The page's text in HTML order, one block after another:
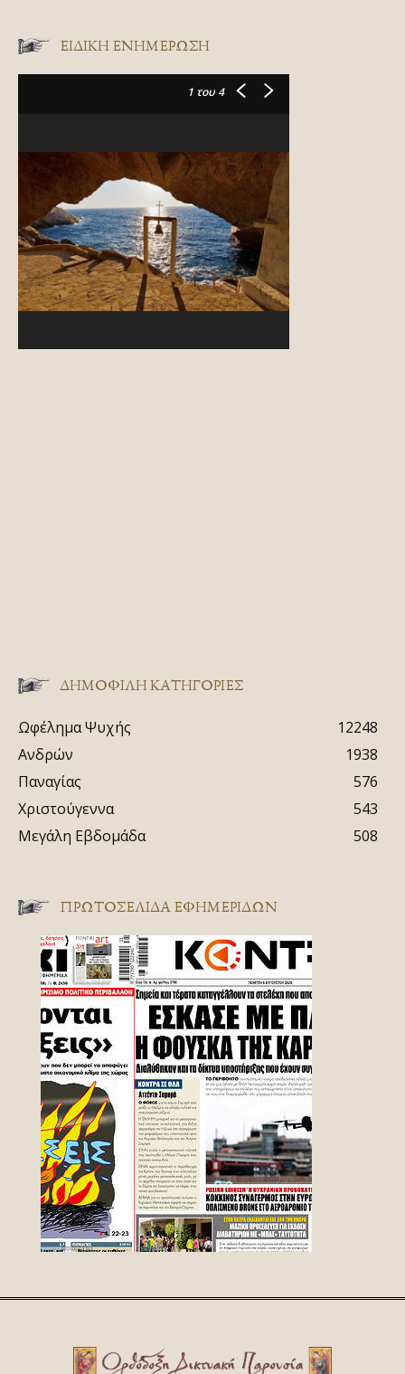
ΕΙΔΙΚΉ ΕΝΗΜΈΡΩΣΗ
1 του 4
ΔΗΜΟΦΙΛΗ ΚΑΤΗΓΟΡΙΕΣ
Ωφέλημα Ψυχής
12248
Ανδρών
1938
Παναγίας
576
Χριστούγεννα
543
Μεγάλη Εβδομάδα
508
ΠΡΩΤΟΣΈΛΙΔΑ ΕΦΗΜΕΡΊΔΩΝ